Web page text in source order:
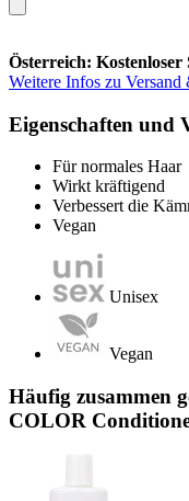
Österreich: Kostenloser
Weitere Infos zu
Eigenschaften und
Für normales Haar
Wirkt kräftigend
Verbessert die
Vegan
Unisex
Vegan
Häufig zusammen
COLOR